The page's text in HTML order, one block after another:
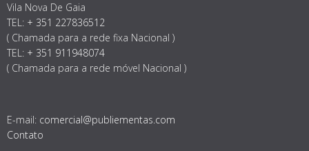
Vila Nova De Gaia
TEL: + 351 227836512
( Chamada para a rede fixa Nacional )
TEL: + 351 911948074
( Chamada para a rede móvel Nacional )
E-mail: comercial@publiementas.com
Contato